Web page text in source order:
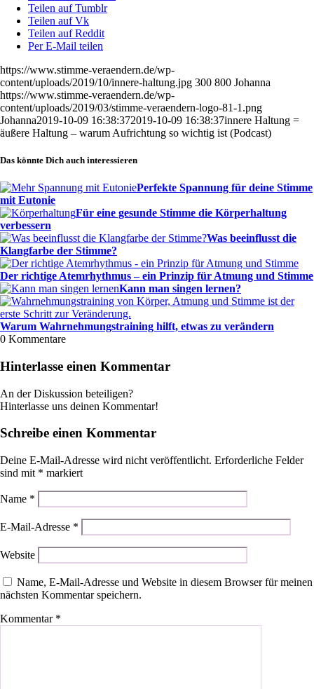
Teilen auf Tumblr
Teilen auf Vk
Teilen auf Reddit
Per E-Mail teilen
https://www.stimme-veraendern.de/wp-
content/uploads/2019/10/innere-haltung.jpg 300 800 Johanna
https://www.stimme-veraendern.de/wp-
content/uploads/2019/03/stimme-veraendern-logo-81-1.png
Johanna2019-10-09 16:38:372019-10-09 16:38:37innere Haltung =
äußere Haltung – warum Aufrichtung so wichtig ist (Podcast)
Das könnte Dich auch interessieren
Perfekte Spannung für deine Stimme
mit Eutonie
Für eine gesunde Stimme die Körperhaltung
verbessern
Was beeinflusst die
Klangfarbe der Stimme?
Der richtige Atemrhythmus – ein Prinzip für Atmung und Stimme
Kann man singen lernen?
Warum Wahrnehmungstraining hilft, etwas zu verändern
0 Kommentare
Hinterlasse einen Kommentar
An der Diskussion beteiligen?
Hinterlasse uns deinen Kommentar!
Schreibe einen Kommentar
Deine E-Mail-Adresse wird nicht veröffentlicht. Erforderliche Felder
sind mit * markiert
Name *
E-Mail-Adresse *
Website
Name, E-Mail-Adresse und Website in diesem Browser für meinen
nächsten Kommentar speichern.
Kommentar *